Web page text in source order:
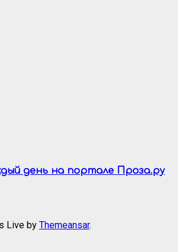
день на портале Проза.ру
Live by Themeansar.